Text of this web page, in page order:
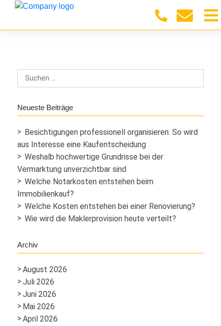
Neueste Beiträge
Besichtigungen professionell organisieren: So wird
aus Interesse eine Kaufentscheidung
Weshalb hochwertige Grundrisse bei der
Vermarktung unverzichtbar sind
Welche Notarkosten entstehen beim
Immobilienkauf?
Welche Kosten entstehen bei einer Renovierung?
Wie wird die Maklerprovision heute verteilt?
Archiv
August 2026
Juli 2026
Juni 2026
Mai 2026
April 2026